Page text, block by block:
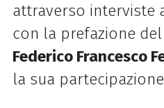
attraverso interviste
con la prefazione
Federico Francesco
la sua